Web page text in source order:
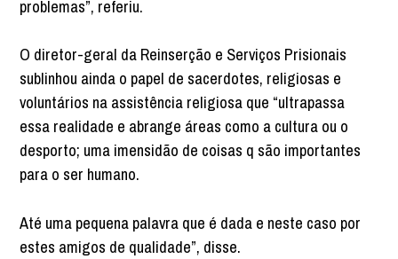
problemas”, referiu.
O diretor-geral da Reinserção e Serviços Prisionais
sublinhou ainda o papel de sacerdotes, religiosas e
voluntários na assistência religiosa que “ultrapassa
essa realidade e abrange áreas como a cultura ou o
desporto; uma imensidão de coisas q são importantes
para o ser humano.
Até uma pequena palavra que é dada e neste caso por
estes amigos de qualidade”, disse.